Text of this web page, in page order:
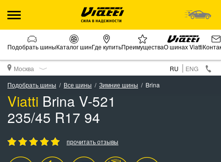
Подобрать шиныКаталог шинГде купитьПреимуществаО шинах Viatti
Москва RU
ENG
Подобрать шины
Все шины Зимние шины Brina
Viatti Brina V-521
235/45 R17 94
прочитать отзывы